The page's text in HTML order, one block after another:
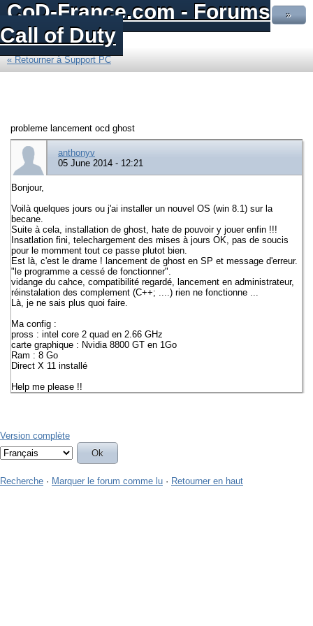
CoD-France.com - Forums
Call of Duty
»
« Retourner à Support PC
probleme lancement ocd ghost
anthonyv
05 June 2014 - 12:21
Bonjour,
Voilà quelques jours ou j'ai installer un nouvel OS (win 8.1) sur la
becane.
Suite à cela, installation de ghost, hate de pouvoir y jouer enfin !!!
Insatlation fini, telechargement des mises à jours OK, pas de soucis
pour le momment tout ce passe plutot bien.
Est là, c'est le drame ! lancement de ghost en SP et message d'erreur.
"le programme a cessé de fonctionner".
vidange du cahce, compatibilité regardé, lancement en administrateur,
réinstalation des complement (C++; ....) rien ne fonctionne ...
Là, je ne sais plus quoi faire.
Ma config :
pross : intel core 2 quad en 2.66 GHz
carte graphique : Nvidia 8800 GT en 1Go
Ram : 8 Go
Direct X 11 installé
Help me please !!
Version complète
Recherche · Marquer le forum comme lu · Retourner en haut